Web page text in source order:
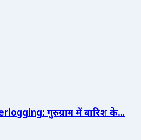
गुरुग्राम में बारिश के...